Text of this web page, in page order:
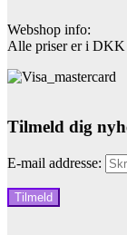
Webshop info:
Alle priser er i
Tilmeld dig
E-mail addresse: